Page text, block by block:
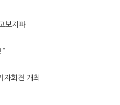
보지파
자회견 개최